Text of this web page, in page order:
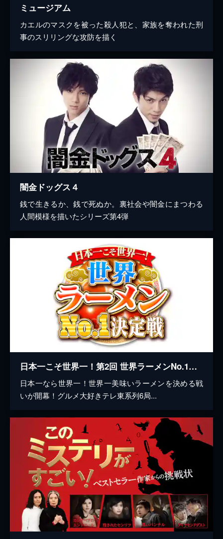
ミュージアム
カエルのマスクを被った殺人犯と、家族を奪われた刑
事のスリリングな攻防を描く
闇金ドッグス４
銭で生きるか、銭で死ぬか。裏社会や闇金にまつわる
人間模様を描いたシリーズ第4弾
日本一こそ世界一！第2回 世界ラーメンNo.1決定戦
日本一なら世界一！世界一美味いラーメンを決める戦
いが開幕！グルメ大好きテレ東系列6局...